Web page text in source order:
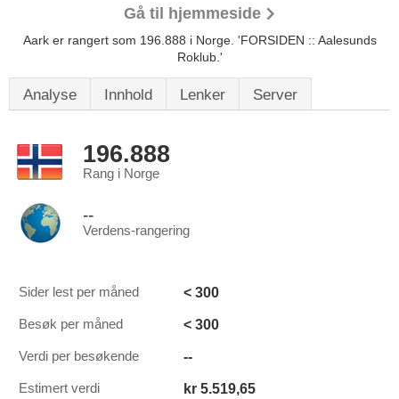
Gå til hjemmeside
Aark er rangert som 196.888 i Norge. 'FORSIDEN :: Aalesunds
Roklub.'
Analyse Innhold Lenker Server
196.888
Rang i Norge
--
Verdens-rangering
Sider lest per måned < 300
Besøk per måned < 300
Verdi per besøkende --
Estimert verdi kr 5.519,65